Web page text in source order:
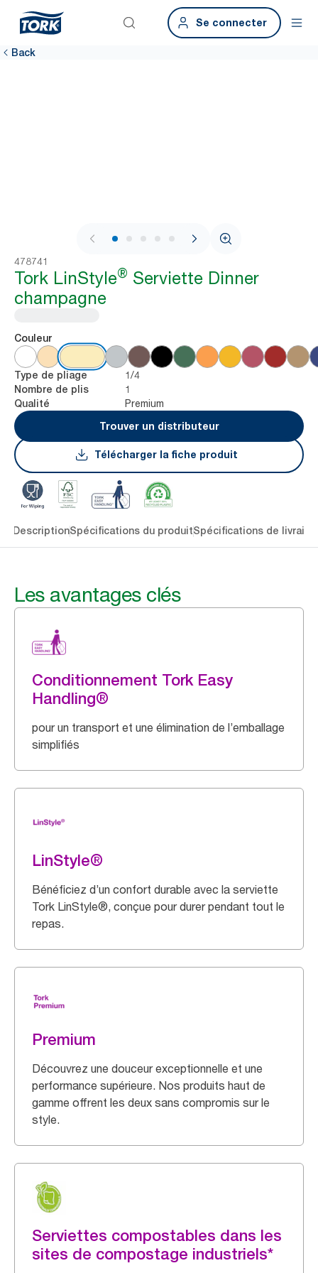
Se connecter
Back
1 / 6
478741
Tork LinStyle® Serviette Dinner
champagne
Couleur
Type de pliage 1/4
Nombre de plis 1
Qualité
Premium
Trouver un distributeur
Télécharger la fiche produit
DescriptionSpécifications du produitSpécifications de
Les avantages clés
Conditionnement Tork Easy
Handling®
pour un transport et une élimination de l’emballage
simplifiés
LinStyle®
Bénéficiez d’un confort durable avec la serviette
Tork LinStyle®, conçue pour durer pendant tout le
repas.
Premium
Découvrez une douceur exceptionnelle et une
performance supérieure. Nos produits haut de
gamme offrent les deux sans compromis sur le
style.
Serviettes compostables dans les
sites de compostage industriels*